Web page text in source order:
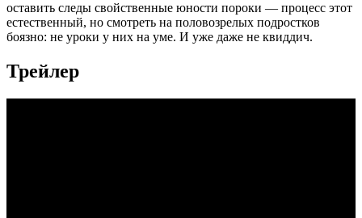
оставить следы свойственные юности пороки — процесс этот
естественный, но смотреть на половозрелых подростков
боязно: не уроки у них на уме. И уже даже не квиддич.
Трейлер